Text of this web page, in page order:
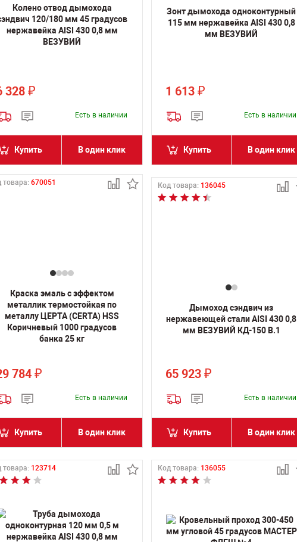
Колено отвод дымохода
120/180 мм 45 градусов
нержавейка AISI 430 0,8 мм
ВЕЗУВИЙ
328 ₽
Есть в наличии
Купить В один клик
Зонт дымохода одноконтурный
115 мм нержавейка AISI 430 0,8
мм ВЕЗУВИЙ
1 613 ₽
Есть в наличии
Купить В один клик
товара: 670051
Краска эмаль с эффектом
металлик термостойкая по
металлу ЦЕРТА (CERTA) HSS
Коричневый 1000 градусов
банка 25 кг
784 ₽
Есть в наличии
Купить В один клик
Код товара: 136045
Дымоход сэндвич из
нержавеющей стали AISI 430 0,8
мм ВЕЗУВИЙ КД-150 В.1
65 923 ₽
Есть в наличии
Купить В один клик
товара: 123714 Код товара: 136055